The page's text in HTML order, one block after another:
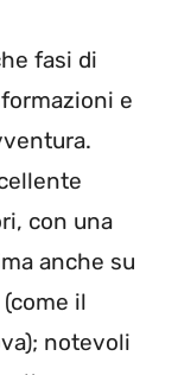
fasi di
e
con una
anche su
il
notevoli